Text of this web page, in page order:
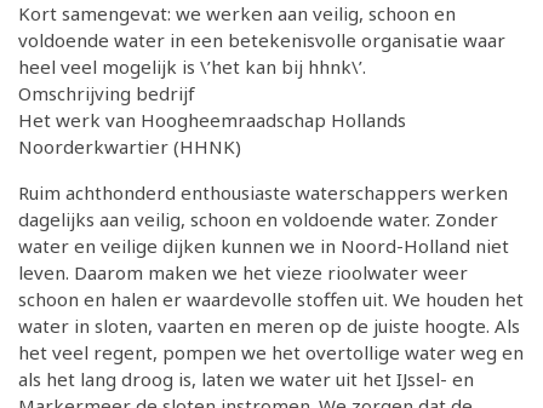
Kort samengevat: we werken aan veilig, schoon en
voldoende water in een betekenisvolle organisatie waar
heel veel mogelijk is \’het kan bij hhnk\’.
Omschrijving bedrijf
Het werk van Hoogheemraadschap Hollands
Noorderkwartier (HHNK)
Ruim achthonderd enthousiaste waterschappers werken
dagelijks aan veilig, schoon en voldoende water. Zonder
water en veilige dijken kunnen we in Noord-Holland niet
leven. Daarom maken we het vieze rioolwater weer
schoon en halen er waardevolle stoffen uit. We houden het
water in sloten, vaarten en meren op de juiste hoogte. Als
het veel regent, pompen we het overtollige water weg en
als het lang droog is, laten we water uit het IJssel- en